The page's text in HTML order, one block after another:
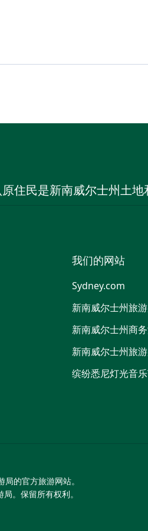
住民是新南威尔士州土地
我们的网站
Sydney.com
新南威尔士州旅
新南威尔士州商
新南威尔士州旅
缤纷悉尼灯光音
的官方旅游网站。
。保留所有权利。